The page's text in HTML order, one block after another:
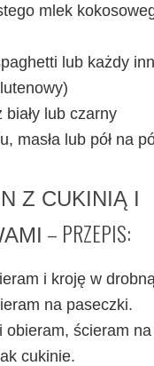
mlek
lub każdy
biały lub czarny
masła lub pół na
Z CUKINIĄ I
– PRZEPIS:
i kroję w
na paseczki.
obieram, ścieram
cukinie.